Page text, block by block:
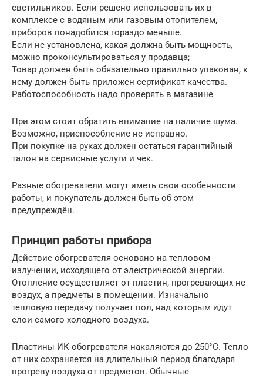
светильников. Если решено использовать их в
комплексе с водяным или газовым отопителем,
приборов понадобится гораздо меньше.
Если не установлена, какая должна быть мощность,
можно проконсультироваться у продавца;
Товар должен быть обязательно правильно упакован, к
нему должен быть приложен сертификат качества.
Работоспособность надо проверять в магазине
При этом стоит обратить внимание на наличие шума.
Возможно, приспособление не исправно.
При покупке на руках должен остаться гарантийный
талон на сервисные услуги и чек.
Разные обогреватели могут иметь свои особенности
работы, и покупатель должен быть об этом
предупреждён.
Принцип работы прибора
Действие обогревателя основано на тепловом
излучении, исходящего от электрической энергии.
Отопление осуществляет от пластин, прогревающих не
воздух, а предметы в помещении. Изначально
тепловую передачу получает пол, над которым идут
слои самого холодного воздуха.
Пластины ИК обогревателя накаляются до 250°С. Тепло
от них сохраняется на длительный период благодаря
прогреву воздуха от предметов. Обычные